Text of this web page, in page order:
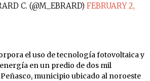
C. (@M_EBRARD) FEBRUARY 2,
el uso de tecnología fotovoltaica y
en un predio de dos mil
municipio ubicado al noroeste